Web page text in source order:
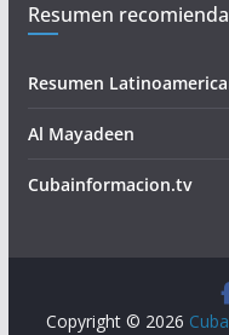
Resumen recomienda
Resumen
Al Mayadeen
Cubainformacion.tv
Copyright © 2026